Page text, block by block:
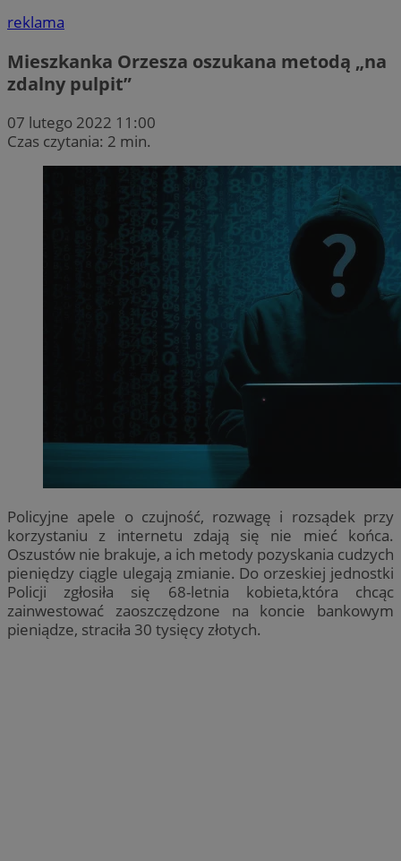
reklama
Mieszkanka Orzesza oszukana metodą „na
zdalny pulpit”
07 lutego 2022 11:00
Czas czytania: 2 min.
Policyjne apele o czujność, rozwagę i rozsądek przy
korzystaniu z internetu zdają się nie mieć końca.
Oszustów nie brakuje, a ich metody pozyskania cudzych
pieniędzy ciągle ulegają zmianie. Do orzeskiej jednostki
Policji zgłosiła się 68-letnia kobieta,która chcąc
zainwestować zaoszczędzone na koncie bankowym
pieniądze, straciła 30 tysięcy złotych.